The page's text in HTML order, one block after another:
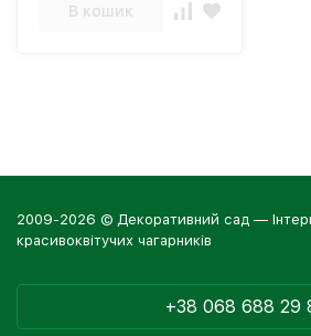
В кошик
2009-2026 © Декоративний сад —
красивоквітучих чагарників
+38 068 688 29